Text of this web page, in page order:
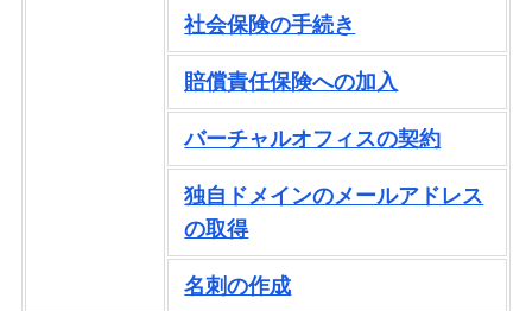
社会保険の手続き
賠償責任保険への加入
バーチャルオフィスの契約
独自ドメインのメールアドレス
の取得
名刺の作成